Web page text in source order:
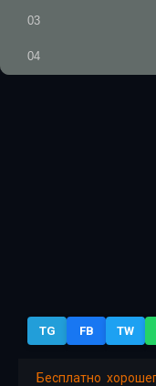
03
04
12
13
TG FB TW
Бесплатно